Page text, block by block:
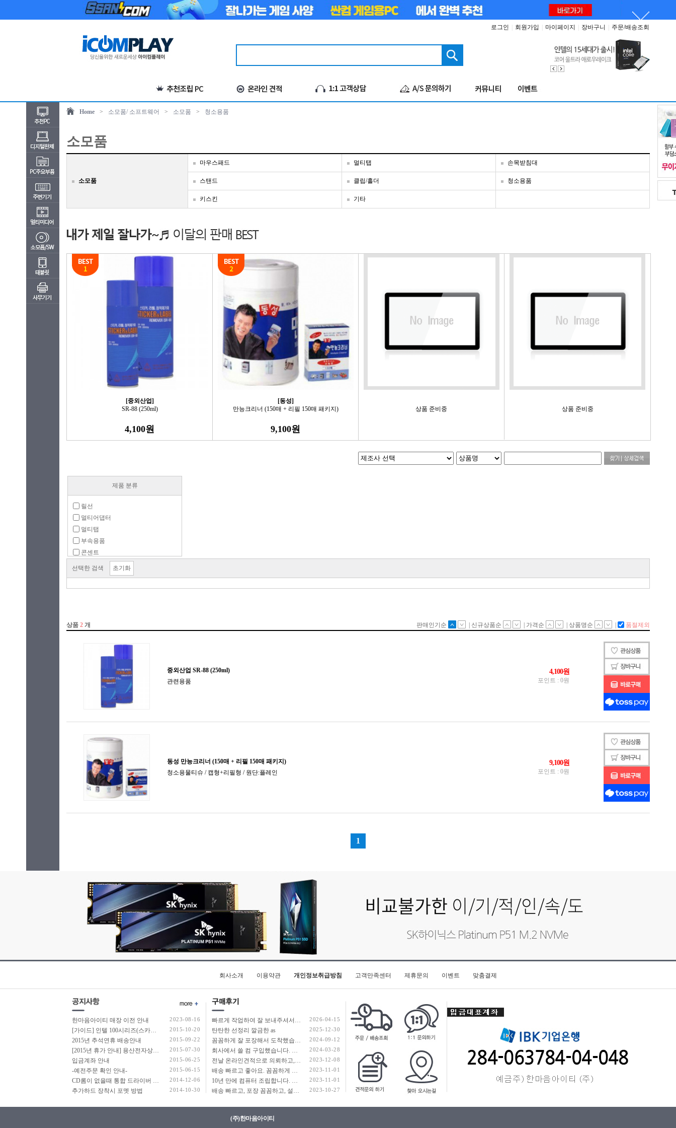
로그인 회원가입 마이페이지 장바구니 주문/배송조회
Home > 소모품/ 소프트웨어 > 소모품 > 청소용품
소모품
소모품
마우스패드 멀티탭 손목받침대
스탠드 클립/홀더 청소용품
키스킨 기타
[중외산업]
SR-88 (250ml)
4,100원
[동성]
만능크리너 (150매 + 리필 150매 패키지)
9,100원
상품 준비중 상품 준비중
제품 분류
릴선
멀티어댑터
멀티탭
부속용품
콘센트
선택한 검색 초기화
회사소개 이용약관 개인정보취급방침 고객만족센터 제휴문의 이벤트 맞춤결제
한마음아이티 매장 이전 안내 2023-08-16
[가이드] 인텔 100시리즈(스카이레이크보드) 에서 윈도우7 USB 설치 방법 소개 2015-10-20
2015년 추석연휴 배송안내 2015-09-22
[2015년 휴가 안내] 용산전자상가 여름 휴가 안내 2015-07-30
입금계좌 안내 2015-06-25
-예전주문 확인 안내- 2015-06-15
CD롬이 없을때 통합 드라이버 설치법 2014-12-06
추가하드 장착시 포멧 방법 2014-10-30
빠르게 작업하여 잘 보내주셔서 정말 감사합니다. 너무나도 만족스럽네요~ 우려했던 쿨러의 문제는 조언 덕분에 잘 해결된것 같네요! 감사합니다! 2026-04-15
탄탄한 선정리 깔금한 as 2025-12-30
꼼꼼하게 잘 포장해서 도착했습니다. 깔끔한 배선정리 감사합니다. 2024-09-12
회사에서 쓸 컴 구입했습니다. 배송도 빠르고 사용하고 있던 SSD, HDD 추가 할 수 있게 조립상태도 최상이였습니다. 2024-03-28
전날 온라인견적으로 의뢰하고, 다음날 10시 56분에 조립완료 전화 받았습니다. 조립도 깔끔하고 진행도 빠르네요. 2023-12-08
배송 빠르고 좋아요. 꼼꼼하게 포장해 주셨습니다. 2023-11-01
10년 만에 컴퓨터 조립합니다. 영수증을 찾아보니 이곳에서 13년 8월에 조립했었는데, 어느새 10년이 지났네요. 지난 주말에 용산에 갈 일이 있어서 생각나서 들렀다가, 더이상 오프라인에서 견적을 안하신다고 해서 온라인몰 찾아서 견적내서 주문했네요. 현장에서 앉아서 견적내는 맛이 있었는데, 그것도 이제 과거의 추억이네요. 이제 예전처럼 게임을 열심히 하는 것도 아니고 해서 무난하게 50만원대 가성비로 맞췄습니다. 부품 하나 하나 검색해서 견적 내는 것도 이제 일이네요. 월요일에 주문해서 화요일 저녁에 받아 밤새 세팅하고 자고 일어나 이 글을 쓰고 있는데 만족합니다. 번창하세요. 2023-11-01
배송 빠르고, 포장 꼼꼼하고, 설명 자세하고, 정상 작동하고 완벽합니다. 2023-10-27
(주)한마음아이티